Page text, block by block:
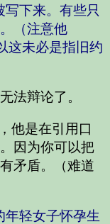
写下来。有些只
（注意他
这未必是指旧约
法辩论了。
他是在引用口
因为你可以把
矛盾。（难道
年轻女子怀孕生